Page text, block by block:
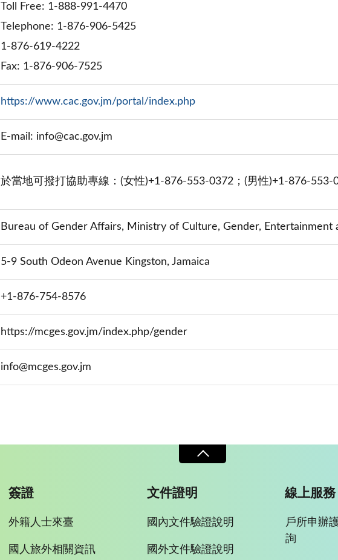
Toll Free: 1-888-991-4470
Telephone: 1-876-906-5425
1-876-619-4222
Fax: 1-876-906-7525
https://www.cac.gov.jm/portal/index.php
E-mail: info@cac.gov.jm
於當地可撥打協助專線：(女性)+1-876-553-0372；(男性)+1-876-553-
Bureau of Gender Affairs, Ministry of Culture, Gender, Entertainment
5-9 South Odeon Avenue Kingston, Jamaica
+1-876-754-8576
https://mcges.gov.jm/index.php/gender
info@mcges.gov.jm
簽證
外籍人士來臺
國人旅外相關資訊
文件證明
國內文件驗證說明
國外文件驗證說明
線上服務
戶所申辦
詢